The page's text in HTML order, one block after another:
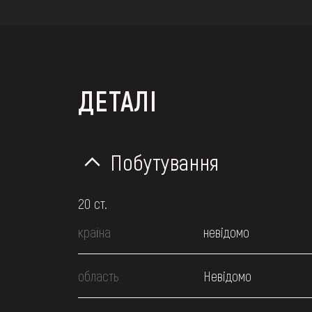
ДЕТАЛІ
Побутування
20 ст.
країна
невідомо
область Невідомо